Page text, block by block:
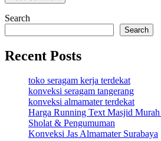
Search
Search
Recent Posts
toko seragam kerja terdekat
konveksi seragam tangerang
konveksi almamater terdekat
Harga Running Text Masjid
Sholat & Pengumuman
Konveksi Jas Almamater Surabaya